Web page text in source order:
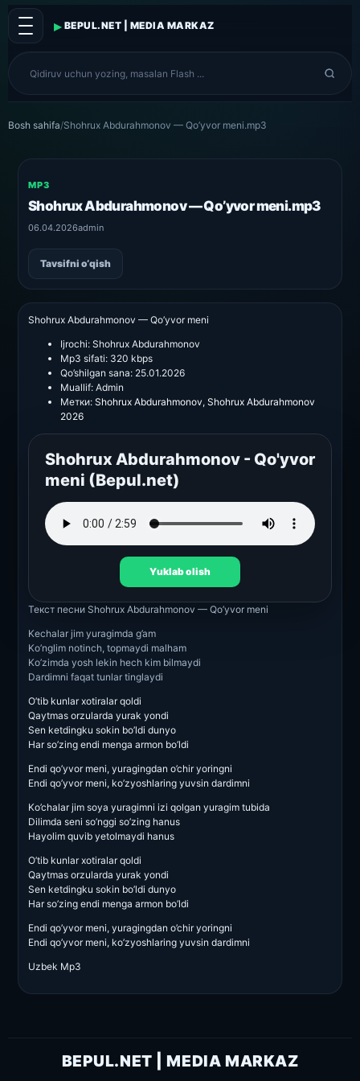
▸ BEPUL.NET | MEDIA MARKAZ
Bosh sahifa/Shohrux Abdurahmonov — Qo’yvor meni.mp3
MP3
Shohrux Abdurahmonov — Qo’yvor meni.mp3
06.04.2026admin
Tavsifni o‘qish
Shohrux Abdurahmonov — Qo’yvor meni
Ijrochi: Shohrux Abdurahmonov
Mp3 sifati: 320 kbps
Qo’shilgan sana: 25.01.2026
Muallif: Admin
Метки: Shohrux Abdurahmonov, Shohrux Abdurahmonov
2026
Shohrux Abdurahmonov - Qo'yvor
meni (Bepul.net)
Yuklab olish
Текст песни Shohrux Abdurahmonov — Qo’yvor meni
Kechalar jim yuragimda g’am
Ko’nglim notinch, topmaydi malham
Ko’zimda yosh lekin hech kim bilmaydi
Dardimni faqat tunlar tinglaydi
O’tib kunlar xotiralar qoldi
Qaytmas orzularda yurak yondi
Sen ketdingku sokin bo’ldi dunyo
Har so’zing endi menga armon bo’ldi
Endi qo’yvor meni, yuragingdan o’chir yoringni
Endi qo’yvor meni, ko’zyoshlaring yuvsin dardimni
Ko’chalar jim soya yuragimni izi qolgan yuragim tubida
Dilimda seni so’nggi so’zing hanus
Hayolim quvib yetolmaydi hanus
O’tib kunlar xotiralar qoldi
Qaytmas orzularda yurak yondi
Sen ketdingku sokin bo’ldi dunyo
Har so’zing endi menga armon bo’ldi
Endi qo’yvor meni, yuragingdan o’chir yoringni
Endi qo’yvor meni, ko’zyoshlaring yuvsin dardimni
Uzbek Mp3
BEPUL.NET | MEDIA MARKAZ